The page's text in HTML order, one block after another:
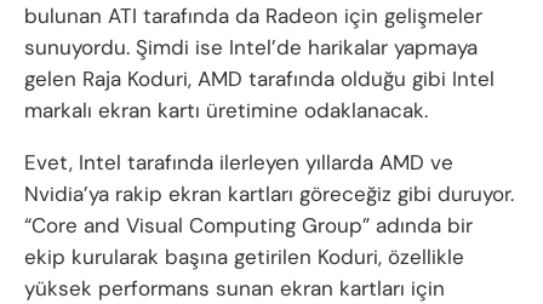
bulunan ATI tarafında da Radeon için gelişmeler
sunuyordu. Şimdi ise Intel’de harikalar yapmaya
gelen Raja Koduri, AMD tarafında olduğu gibi Intel
markalı ekran kartı üretimine odaklanacak.
Evet, Intel tarafında ilerleyen yıllarda AMD ve
Nvidia’ya rakip ekran kartları göreceğiz gibi duruyor.
“Core and Visual Computing Group” adında bir
ekip kurularak başına getirilen Koduri, özellikle
yüksek performans sunan ekran kartları için